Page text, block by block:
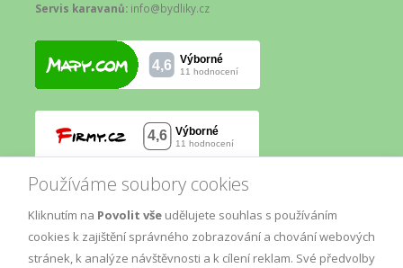
Používáme soubory cookies
Kliknutím na Povolit vše udělujete souhlas s používáním
cookies k zajištění správného zobrazování a chování webových
stránek, k analýze návštěvnosti a k cílení reklam. Své předvolby
Servis karavanů: info@bydliky.cz